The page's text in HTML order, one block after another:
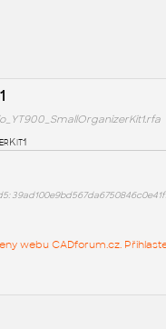
webu CADforum.cz.